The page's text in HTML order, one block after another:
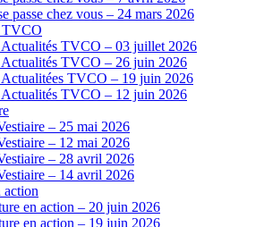
passe chez vous – 24 mars 2026
TVCO
TVCO – 03 juillet 2026
TVCO – 26 juin 2026
TVCO – 19 juin 2026
TVCO – 12 juin 2026
– 25 mai 2026
– 12 mai 2026
– 28 avril 2026
– 14 avril 2026
action
en action – 20 juin 2026
en action – 19 juin 2026